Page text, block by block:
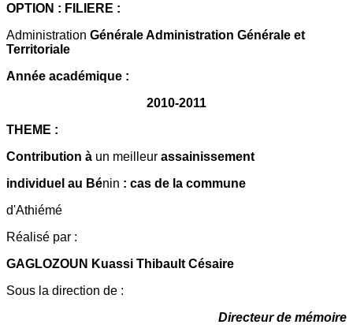
OPTION : FILIERE :
Administration Générale Administration Générale et
Territoriale
Année académique :
2010-2011
THEME :
Contribution à un meilleur assainissement
individuel au Bénin : cas de la commune
d'Athiémé
Réalisé par :
GAGLOZOUN Kuassi Thibault Césaire
Sous la direction de :
Directeur de mémoire